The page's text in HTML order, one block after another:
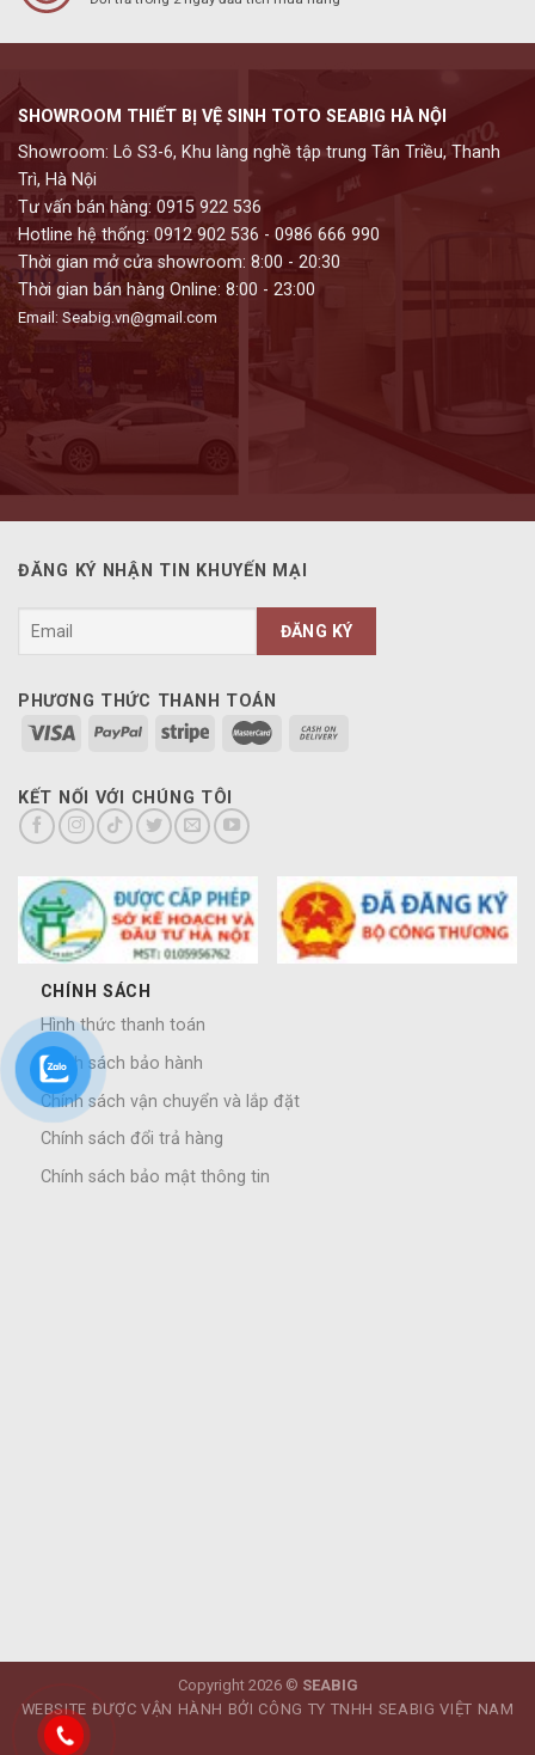
SHOWROOM THIẾT BỊ VỆ SINH TOTO SEABIG HÀ NỘI
Showroom: Lô S3-6, Khu làng nghề tập trung Tân Triều, Thanh
Trì, Hà Nội
Tư vấn bán hàng: 0915 922 536
Hotline hệ thống: 0912 902 536 - 0986 666 990
Thời gian mở cửa showroom: 8:00 - 20:30
Thời gian bán hàng Online: 8:00 - 23:00
Email: Seabig.vn@gmail.com
ĐĂNG KÝ NHẬN TIN KHUYẾN MẠI
PHƯƠNG THỨC THANH TOÁN
KẾT NỐI VỚI CHÚNG TÔI
CHÍNH SÁCH
Hình thức thanh toán
Chính sách bảo hành
Chính sách vận chuyển và lắp đặt
Chính sách đổi trả hàng
Chính sách bảo mật thông tin
Copyright 2026 © SEABIG
WEBSITE ĐƯỢC VẬN HÀNH BỞI CÔNG TY TNHH SEABIG VIỆT NAM